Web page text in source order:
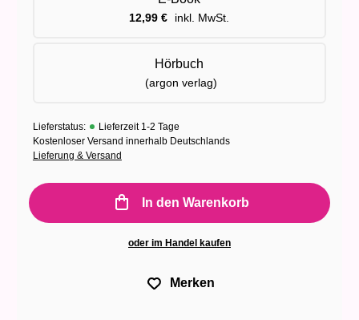
12,99€ inkl. MwSt.
Hörbuch
(argon verlag)
Lieferstatus:
Lieferzeit 1-2 Tage
Kostenloser Versand innerhalb Deutschlands
Lieferung & Versand
In den Warenkorb
oder im Handel kaufen
Merken